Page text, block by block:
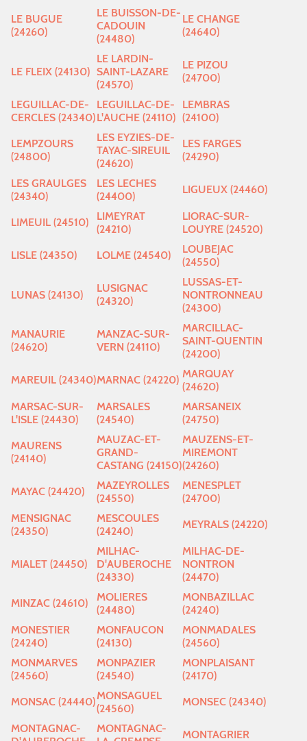
LE BUGUE
(24260)
LE BUISSON-DE-
CADOUIN
(24480)
LE CHANGE
(24640)
LE FLEIX (24130)
LE LARDIN-
SAINT-LAZARE
(24570)
LE PIZOU
(24700)
LEGUILLAC-DE-
CERCLES (24340)
LEGUILLAC-DE-
L'AUCHE (24110)
LEMBRAS
(24100)
LEMPZOURS
(24800)
LES EYZIES-DE-
TAYAC-SIREUIL
(24620)
LES FARGES
(24290)
LES GRAULGES
(24340)
LES LECHES
(24400)
LIGUEUX (24460)
LIMEUIL (24510)
LIMEYRAT
(24210)
LIORAC-SUR-
LOUYRE (24520)
LISLE (24350) LOLME (24540)
LOUBEJAC
(24550)
LUNAS (24130)
LUSIGNAC
(24320)
LUSSAS-ET-
NONTRONNEAU
(24300)
MANAURIE
(24620)
MANZAC-SUR-
VERN (24110)
MARCILLAC-
SAINT-QUENTIN
(24200)
MAREUIL (24340)MARNAC (24220) MARQUAY
(24620)
MARSAC-SUR-
L'ISLE (24430)
MARSALES
(24540)
MARSANEIX
(24750)
MAURENS
(24140)
MAUZAC-ET-
GRAND-
CASTANG (24150)
MAUZENS-ET-
MIREMONT
(24260)
MAYAC (24420)
MAZEYROLLES
(24550)
MENESPLET
(24700)
MENSIGNAC
(24350)
MESCOULES
(24240)
MEYRALS (24220)
MIALET (24450)
MILHAC-
D'AUBEROCHE
(24330)
MILHAC-DE-
NONTRON
(24470)
MINZAC (24610)
MOLIERES
(24480)
MONBAZILLAC
(24240)
MONESTIER
(24240)
MONFAUCON
(24130)
MONMADALES
(24560)
MONMARVES
(24560)
MONPAZIER
(24540)
MONPLAISANT
(24170)
MONSAC (24440)MONSAGUEL
(24560)
MONSEC (24340)
MONTAGNAC-
MONTAGNAC-
MONTAGRIER